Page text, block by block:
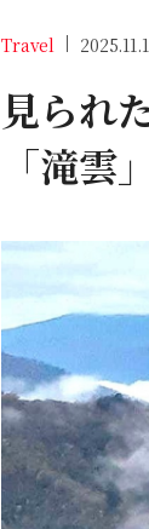
Travel
見られ
「滝雲